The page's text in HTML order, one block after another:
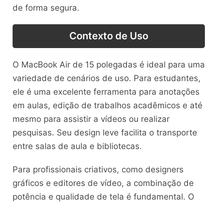
de forma segura.
Contexto de Uso
O MacBook Air de 15 polegadas é ideal para uma
variedade de cenários de uso. Para estudantes,
ele é uma excelente ferramenta para anotações
em aulas, edição de trabalhos acadêmicos e até
mesmo para assistir a vídeos ou realizar
pesquisas. Seu design leve facilita o transporte
entre salas de aula e bibliotecas.
Para profissionais criativos, como designers
gráficos e editores de vídeo, a combinação de
potência e qualidade de tela é fundamental. O